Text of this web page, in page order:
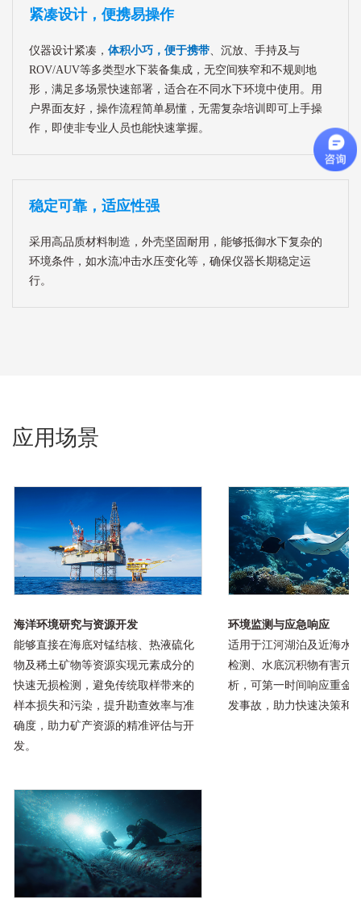
紧凑设计，便携易操作
仪器设计紧凑， 体积小巧，便于携带、沉放、手持及与
ROV/AUV等多类型水下装备集成，无空间狭窄和不规则地
形，满足多场景快速部署，适合在不同水下环境中使用。用
户界面友好，操作流程简单易懂，无需复杂培训即可上手操
作，即使非专业人员也能快速掌握。
稳定可靠，适应性强
采用高品质材料制造，外壳坚固耐用，能够抵御水下复杂的
环境条件，如水流冲击水压变化等，确保仪器长期稳定运
行。
应用场景
海洋环境研究与资源开发
能够直接在海底对锰结核、热液硫化
物及稀土矿物等资源实现元素成分的
快速无损检测，避免传统取样带来的
样本损失和污染，提升勘查效率与准
确度，助力矿产资源的精准评估与开
发。
环境监测与应急响应
适用于江河湖泊及近海水
检测、水底沉积物有害元
析，可第一时间响应重金
发事故，助力快速决策和